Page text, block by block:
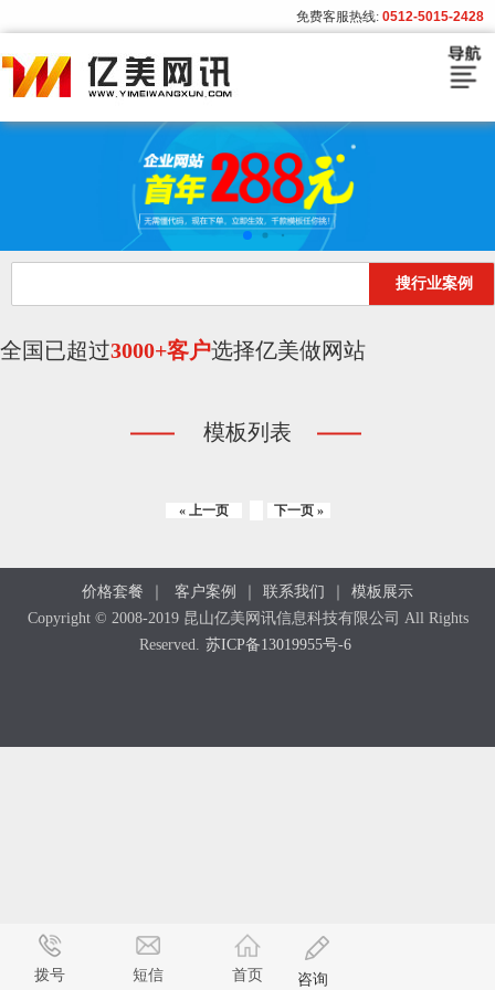
免费客服热线: 0512-5015-2428
模板展示
搜行业案例
全国已超过3000+客户选择亿美做网站
模板列表
« 上一页 下一页 »
价格套餐 ｜ 客户案例 ｜ 联系我们 ｜
模板展示
Copyright © 2008-2019 昆山亿美网讯信息科技有限公司 All Rights
Reserved.
苏ICP备13019955号-6
拨号 短信 首页 咨询